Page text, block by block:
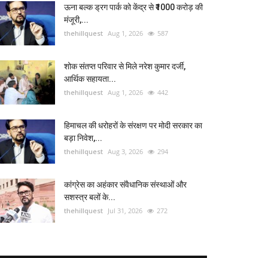
ऊना बल्क ड्रग पार्क को केंद्र से ₹1000 करोड़ की
मंजूरी,...
thehillquest Aug 1, 2026 587
शोक संतप्त परिवार से मिले नरेश कुमार दर्जी,
आर्थिक सहायता...
thehillquest Aug 1, 2026 442
हिमाचल की धरोहरों के संरक्षण पर मोदी सरकार का
बड़ा निवेश,...
thehillquest Aug 3, 2026 294
कांग्रेस का अहंकार संवैधानिक संस्थाओं और
सशस्त्र बलों के...
thehillquest Jul 31, 2026 272